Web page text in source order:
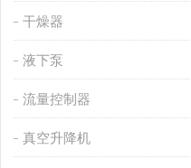
干燥器
液下泵
流量控制器
真空升降机